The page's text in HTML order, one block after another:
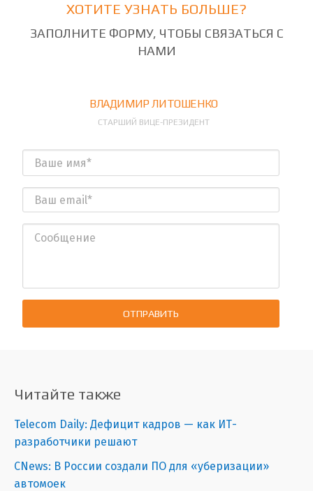
ХОТИТЕ УЗНАТЬ БОЛЬШЕ?
ЗАПОЛНИТЕ ФОРМУ, ЧТОБЫ СВЯЗАТЬСЯ С
НАМИ
ВЛАДИМИР ЛИТОШЕНКО
СТАРШИЙ ВИЦЕ-ПРЕЗИДЕНТ
ОТПРАВИТЬ
Читайте также
Telecom Daily: Дефицит кадров — как ИТ-
разработчики решают
CNews: В России создали ПО для «уберизации»
автомоек